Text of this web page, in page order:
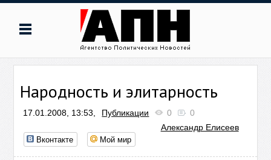
Народность и элитарность
17.01.2008, 13:53, Публикации 0
0
Александр Елисеев
Вконтакте Мой мир